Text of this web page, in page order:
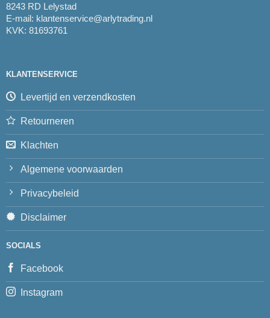
8243 RD Lelystad
E-mail: klantenservice@arlytrading.nl
KVK: 81693761
KLANTENSERVICE
Levertijd en verzendkosten
Retourneren
Klachten
Algemene voorwaarden
Privacybeleid
Disclaimer
SOCIALS
Facebook
Instagram